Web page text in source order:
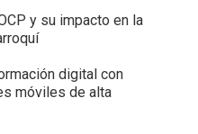
y su impacto en la
digital con
móviles de alta